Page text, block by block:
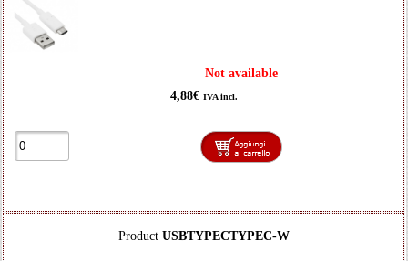
Not available
4,88€ IVA incl.
Product USBTYPECTYPEC-W